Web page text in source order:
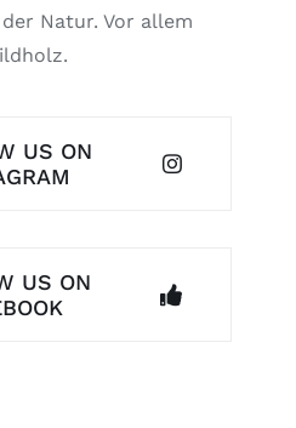
Natur. Vor allem
US ON
US ON